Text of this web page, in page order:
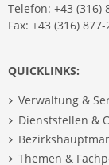
Telefon: +43 (316)
Fax: +43 (316)
QUICKLINKS:
Verwaltung &
Dienststellen &
Themen &